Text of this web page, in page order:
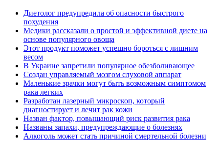
Диетолог предупредила об опасности быстрого
похудения
Медики рассказали о простой и эффективной диете на
основе популярного овоща
Этот продукт поможет успешно бороться с лишним
весом
В Украине запретили популярное обезболивающее
Создан управляемый мозгом слуховой аппарат
Маленькие зрачки могут быть возможным симптомом
рака легких
Разработан лазерный микроскоп, который
диагностирует и лечит рак кожи
Назван фактор, повышающий риск развития рака
Названы запахи, предупреждающие о болезнях
Алкоголь может стать причиной смертельной болезни